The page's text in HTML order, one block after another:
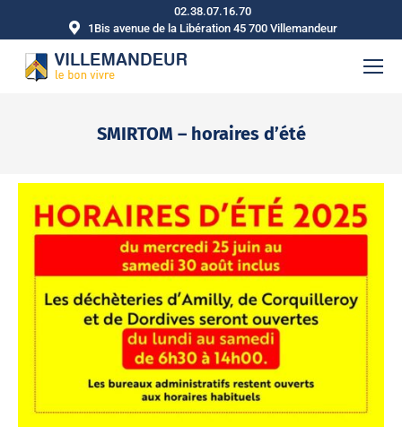
02.38.07.16.70
1Bis avenue de la Libération 45 700 Villemandeur
SMIRTOM – horaires d’été